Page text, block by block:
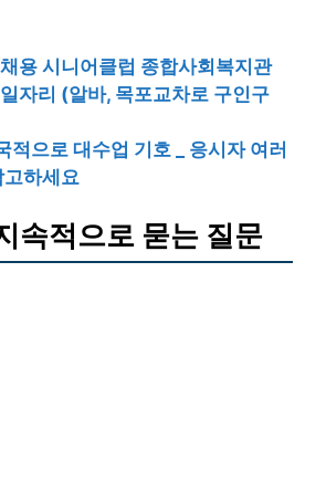
용 시니어클럽 종합사회복지관
자리 (알바, 목포교차로 구인구
적으로 대수업 기호 _ 응시자 여러
하세요
속적으로 묻는 질문